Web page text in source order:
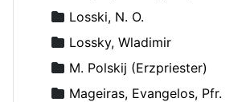
Losski, N. O.
Lossky, Wladimir
M. Polskij (Erzpriester)
Mageiras, Evangelos, Pfr.